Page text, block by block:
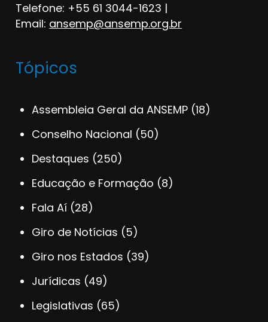
Telefone: +55 61 3044-1623 |
Email: ansemp@ansemp.org.br
Tópicos
Assembleia Geral da ANSEMP (18)
Conselho Nacional (50)
Destaques (250)
Educação e Formação (8)
Fala Aí (28)
Giro de Notícias (5)
Giro nos Estados (39)
Jurídicas (49)
Legislativas (65)